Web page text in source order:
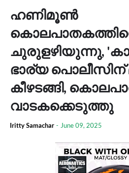
ഹണിമൂൺ
ചുരുളഴിയുന്നു,
ഭാര്യ പൊലീസിന്
കീഴടങ്ങി,
വാടകക്കെടുത്തു
Iritty Samachar - June 09, 2025